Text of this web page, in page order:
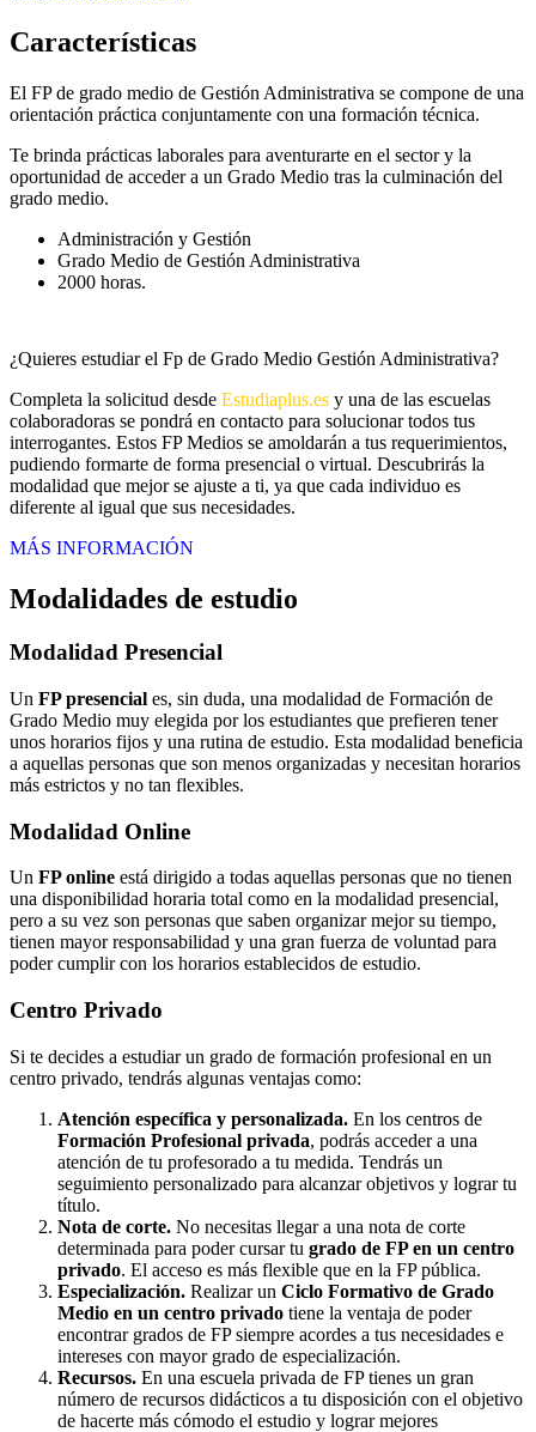
Características
El FP de grado medio de Gestión Administrativa se compone de una
orientación práctica conjuntamente con una formación técnica.
Te brinda prácticas laborales para aventurarte en el sector y la
oportunidad de acceder a un Grado Medio tras la culminación del
grado medio.
Administración y Gestión
Grado Medio de Gestión Administrativa
2000 horas.
¿Quieres estudiar el Fp de Grado Medio Gestión Administrativa?
Completa la solicitud desde Estudiaplus.es y una de las escuelas
colaboradoras se pondrá en contacto para solucionar todos tus
interrogantes. Estos FP Medios se amoldarán a tus requerimientos,
pudiendo formarte de forma presencial o virtual. Descubrirás la
modalidad que mejor se ajuste a ti, ya que cada individuo es
diferente al igual que sus necesidades.
MÁS INFORMACIÓN
Modalidades de estudio
Modalidad Presencial
Un FP presencial es, sin duda, una modalidad de Formación de
Grado Medio muy elegida por los estudiantes que prefieren tener
unos horarios fijos y una rutina de estudio. Esta modalidad beneficia
a aquellas personas que son menos organizadas y necesitan horarios
más estrictos y no tan flexibles.
Modalidad Online
Un FP online está dirigido a todas aquellas personas que no tienen
una disponibilidad horaria total como en la modalidad presencial,
pero a su vez son personas que saben organizar mejor su tiempo,
tienen mayor responsabilidad y una gran fuerza de voluntad para
poder cumplir con los horarios establecidos de estudio.
Centro Privado
Si te decides a estudiar un grado de formación profesional en un
centro privado, tendrás algunas ventajas como:
Atención específica y personalizada. En los centros de
Formación Profesional privada, podrás acceder a una
atención de tu profesorado a tu medida. Tendrás un
seguimiento personalizado para alcanzar objetivos y lograr tu
título.
Nota de corte. No necesitas llegar a una nota de corte
determinada para poder cursar tu grado de FP en un centro
privado. El acceso es más flexible que en la FP pública.
Especialización. Realizar un Ciclo Formativo de Grado
Medio en un centro privado tiene la ventaja de poder
encontrar grados de FP siempre acordes a tus necesidades e
intereses con mayor grado de especialización.
Recursos. En una escuela privada de FP tienes un gran
número de recursos didácticos a tu disposición con el objetivo
de hacerte más cómodo el estudio y lograr mejores